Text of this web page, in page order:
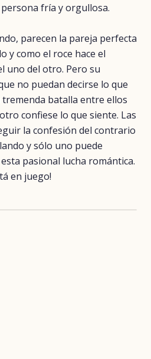
fría y orgullosa.
parecen la pareja perfecta
y como el roce hace el
uno del otro. Pero su
no puedan decirse lo que
batalla entre ellos
confiese lo que siente. Las
la confesión del contrario
y sólo uno puede
pasional lucha romántica.
en juego!